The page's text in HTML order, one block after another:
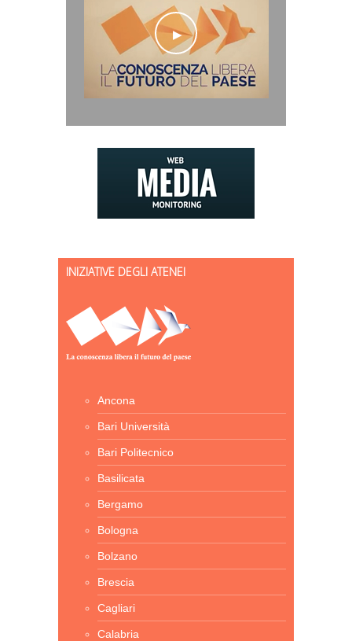
INIZIATIVE DEGLI ATENEI
Ancona
Bari Università
Bari Politecnico
Basilicata
Bergamo
Bologna
Bolzano
Brescia
Cagliari
Calabria